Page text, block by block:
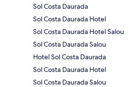
Sol Costa Daurada
Sol Costa Daurada Hotel
Sol Costa Daurada Hotel Salou
Sol Costa Daurada Salou
Hotel Sol Costa Daurada
Sol Costa Daurada Hotel
Sol Costa Daurada Salou